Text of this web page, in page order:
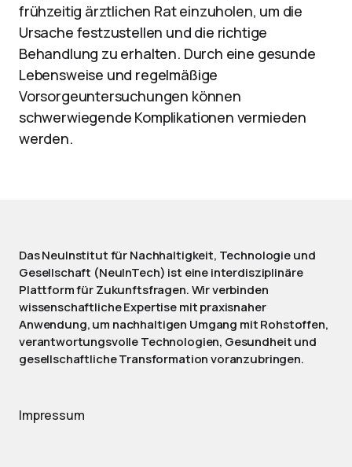
frühzeitig ärztlichen Rat einzuholen, um die
Ursache festzustellen und die richtige
Behandlung zu erhalten. Durch eine gesunde
Lebensweise und regelmäßige
Vorsorgeuntersuchungen können
schwerwiegende Komplikationen vermieden
werden.
Das NeuInstitut für Nachhaltigkeit, Technologie und
Gesellschaft (NeuInTech) ist eine interdisziplinäre
Plattform für Zukunftsfragen. Wir verbinden
wissenschaftliche Expertise mit praxisnaher
Anwendung, um nachhaltigen Umgang mit Rohstoffen,
verantwortungsvolle Technologien, Gesundheit und
gesellschaftliche Transformation voranzubringen.
Impressum